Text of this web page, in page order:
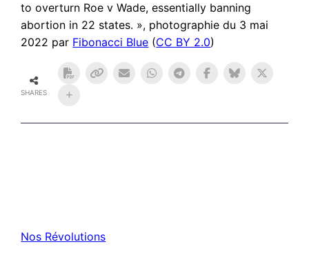
to overturn Roe v Wade, essentially banning
abortion in 22 states. », photographie du 3 mai
2022 par Fibonacci Blue (CC BY 2.0)
SHARES
Nos Révolutions